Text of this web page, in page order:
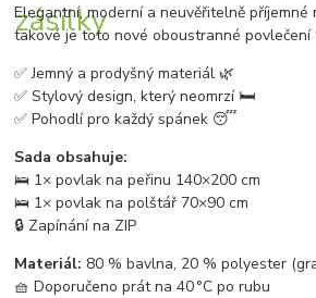
Elegantní, moderní a neuvěřitelně příjemné
takové je toto nové oboustranné povlečení
✅ Jemný a prodyšný materiál 🌿
✅ Stylový design, který neomrzí 🛏️
✅ Pohodlí pro každý spánek 😴
Sada obsahuje:
🛌 1× povlak na peřinu 140×200 cm
🛌 1× povlak na polštář 70×90 cm
🔒 Zapínání na ZIP
Materiál: 80 % bavlna, 20 % polyester
🧺 Doporučeno prát na 40 °C po rubu